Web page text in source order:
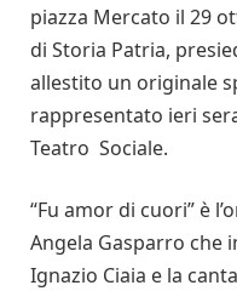
piazza Mercato il 29
di Storia Patria,
allestito un originale
rappresentato ieri
Teatro Sociale.
“Fu amor di cuori” è
Angela Gasparro che
Ignazio Ciaia e la